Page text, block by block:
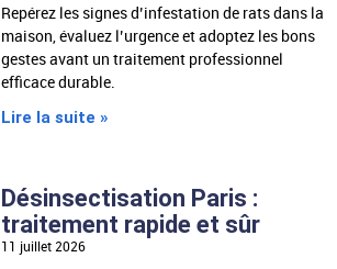
Repérez les signes d’infestation de rats dans la
maison, évaluez l’urgence et adoptez les bons
gestes avant un traitement professionnel
efficace durable.
Lire la suite »
Désinsectisation Paris :
traitement rapide et sûr
11 juillet 2026